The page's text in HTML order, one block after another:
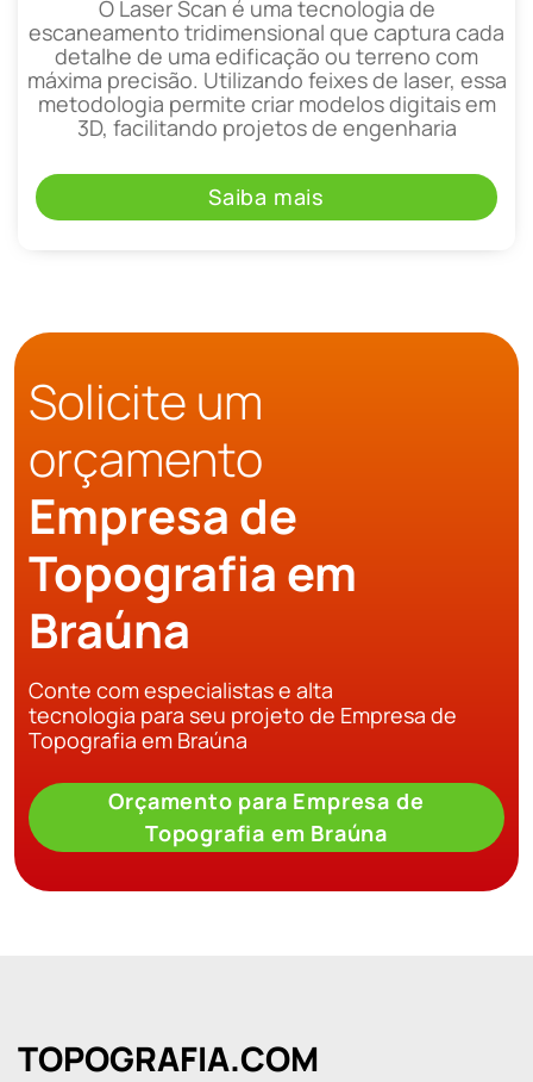
O Laser Scan é uma tecnologia de
escaneamento tridimensional que captura cada
detalhe de uma edificação ou terreno com
máxima precisão. Utilizando feixes de laser, essa
metodologia permite criar modelos digitais em
3D, facilitando projetos de engenharia
Saiba mais
Solicite um
orçamento
Empresa de
Topografia em
Braúna
Conte com especialistas e alta
tecnologia para seu projeto de Empresa de
Topografia em Braúna
Orçamento para Empresa de
Topografia em Braúna
TOPOGRAFIA.COM